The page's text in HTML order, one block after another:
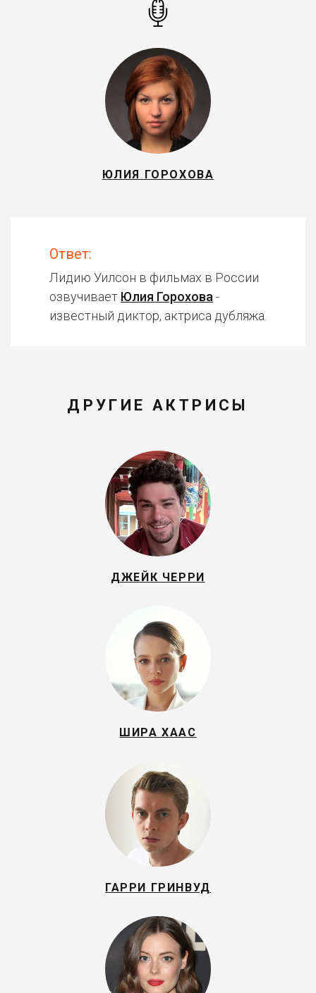
ЮЛИЯ ГОРОХОВА
Ответ:
Лидию Уилсон в фильмах в России
озвучивает Юлия Горохова -
известный диктор, актриса дубляжа.
ДРУГИЕ АКТРИСЫ
ДЖЕЙК ЧЕРРИ
ШИРА ХААС
ГАРРИ ГРИНВУД